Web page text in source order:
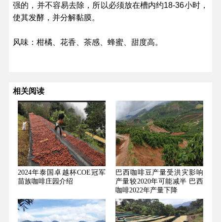
强的，并不容易去除，所以必须放在槽内约18-36小时，
使其发酵，并分解黏膜。
风味：柑橘、花香、茶感、蜂蜜、甜度高。
相关阅读
2024年泰国卓越杯COE冠军
苗族咖啡庄园介绍
巴西咖啡豆产量受洪灾影响
产量较2020年可能减半 巴西
咖啡2022年产量下降